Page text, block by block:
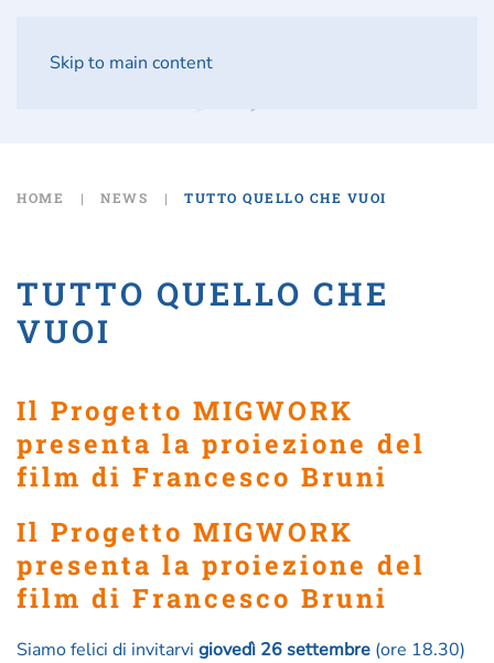
Skip to main content
HOME NEWS TUTTO QUELLO CHE VUOI
TUTTO QUELLO CHE
VUOI
Il Progetto MIGWORK
presenta la proiezione del
film di Francesco Bruni
Il Progetto MIGWORK
presenta la proiezione del
film di Francesco Bruni
Siamo felici di invitarvi giovedì 26 settembre (ore 18.30)